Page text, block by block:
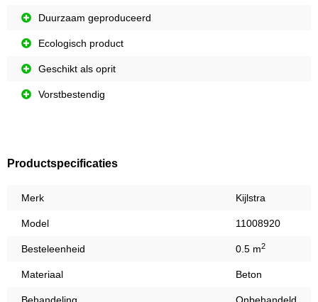
Duurzaam geproduceerd
Ecologisch product
Geschikt als oprit
Vorstbestendig
Productspecificaties
Merk Kijlstra
Model 11008920
Besteleenheid 0.5 m2
Materiaal Beton